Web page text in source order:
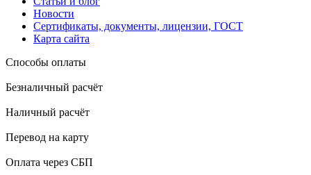
Новости
Сертификаты, документы, лицензии, ГОСТ
Карта сайта
Способы оплаты
Безналичный расчёт
Наличный расчёт
Перевод на карту
Оплата через СБП